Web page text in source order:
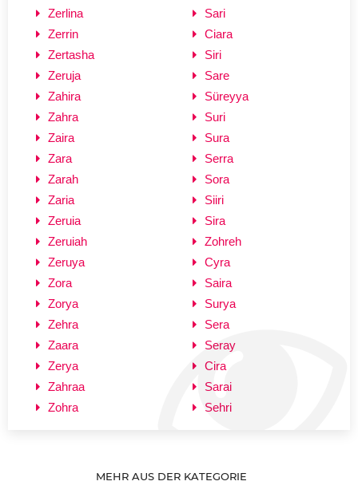
Zerlina
Zerrin
Zertasha
Zeruja
Zahira
Zahra
Zaira
Zara
Zarah
Zaria
Zeruia
Zeruiah
Zeruya
Zora
Zorya
Zehra
Zaara
Zerya
Zahraa
Zohra
Sari
Ciara
Siri
Sare
Süreyya
Suri
Sura
Serra
Sora
Siiri
Sira
Zohreh
Cyra
Saira
Surya
Sera
Seray
Cira
Sarai
Sehri
MEHR AUS DER KATEGORIE